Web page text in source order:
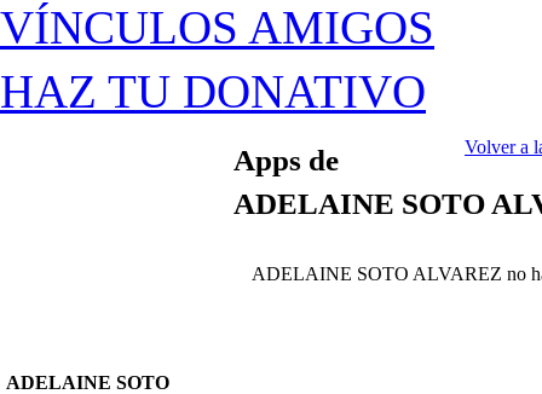
VÍNCULOS AMIGOS
HAZ TU DONATIVO
ADELAINE SOTO
Volver a
Apps de
ADELAINE SOTO
ADELAINE SOTO ALVAREZ no